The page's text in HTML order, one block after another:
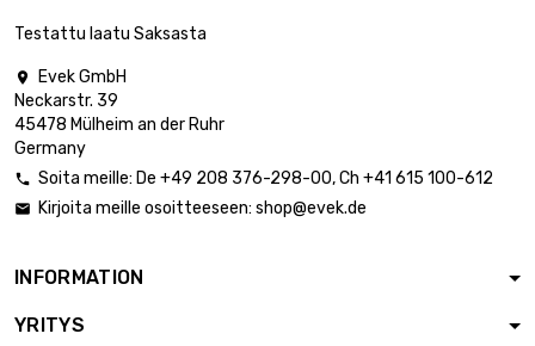
leveys : 30mm
pituus : 0.5 Meter
Paksuus / vahvuus :
0.5mm
0.5mm
leveys : 30mm
Paksuus / vahvuus :
Testattu laatu Saksasta

Evek GmbH
Neckarstr. 39
45478 Mülheim an der Ruhr
Germany
 Soita meille: De +49 208 376-298-00, Ch +41 615 100-612
 Kirjoita meille osoitteeseen: shop@evek.de
INFORMATION
YRITYS